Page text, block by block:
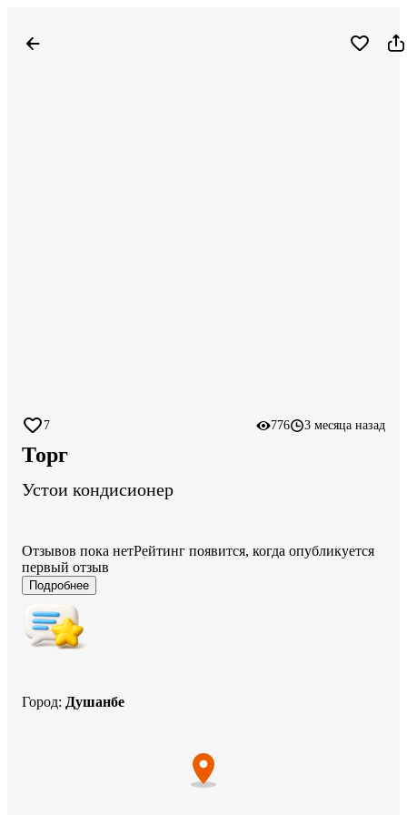
7 776 3 месяца назад
Торг
Устои кондисионер
Отзывов пока нетРейтинг появится, когда опубликуется
первый отзыв
Подробнее
Город: Душанбе